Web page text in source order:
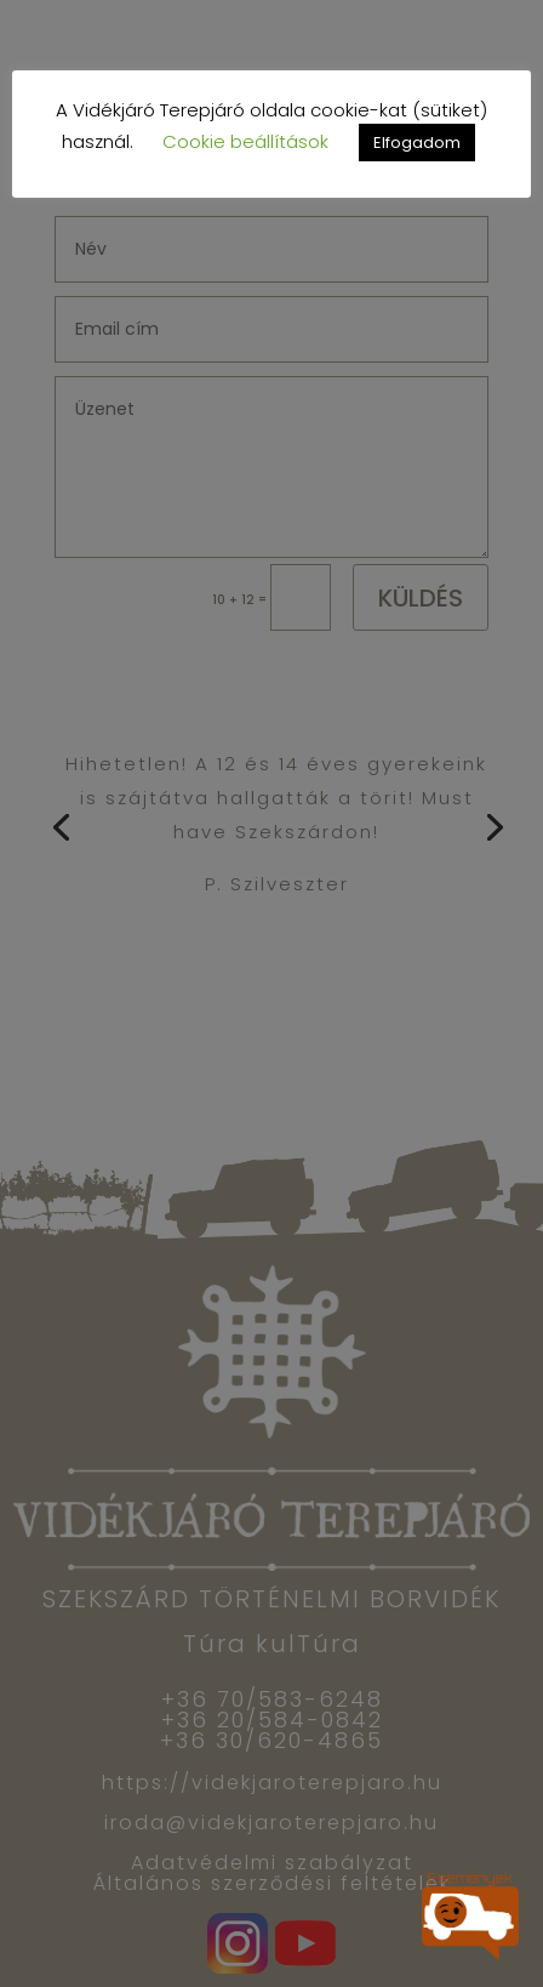
KÉRJEN ÁRAJÁNLATOT
CABRIO KÖLCSÖNZÉSRE
10 + 12 = KÜLDÉS
Hihetetlen! A 12 és 14 éves gyerekeink
is szájtátva hallgatták a törit! Must
have Szekszárdon!
P. Szilveszter
SZEKSZÁRD TÖRTÉNELMI BORVIDÉK
Túra kulTúra
+36 70/583-6248
+36 20/584-0842
+36 30/620-4865
https://videkjaroterepjaro.hu
iroda@videkjaroterepjaro.hu
Adatvédelmi szabályzat
Általános szerződési feltételek
A Vidékjáró Terepjáró oldala cookie-kat (sütiket)
használ.
Cookie beállítások Elfogadom